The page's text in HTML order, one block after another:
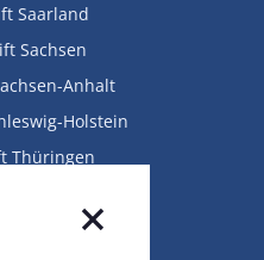
Saarland
Sachsen
Anhalt
Holstein
Thüringen
Beiträge